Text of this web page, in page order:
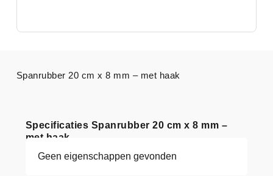
Specificaties Spanrubber 20 cm x 8 mm –
met haak
Geen eigenschappen gevonden
Spanrubber 20 cm x 8 mm – met haak